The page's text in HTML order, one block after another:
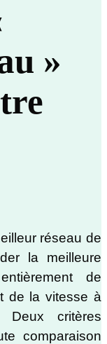
»
réseau de
la meilleure
de
de la vitesse à
Deux critères
comparaison